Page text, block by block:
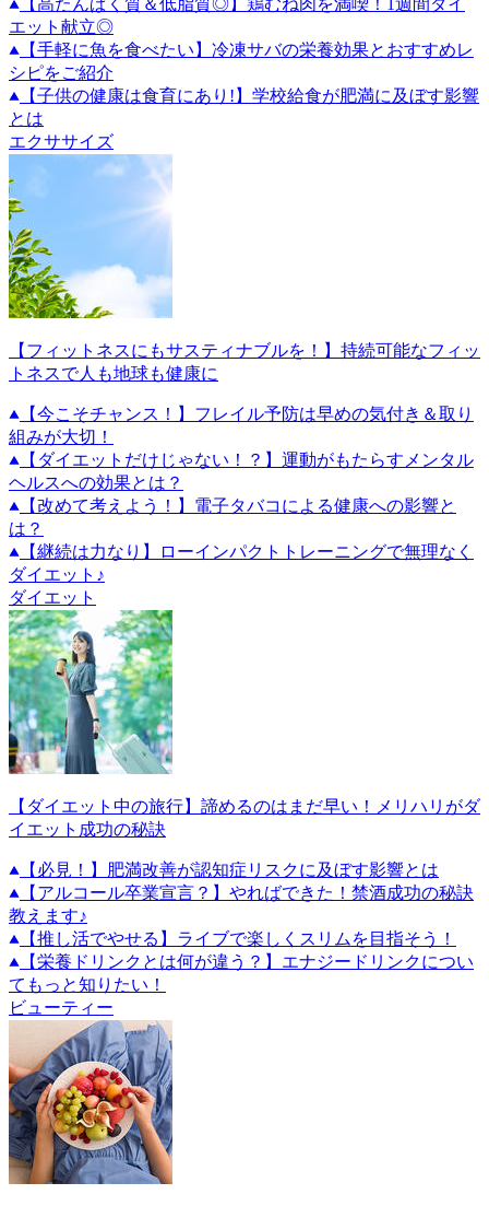
【高たんぱく質＆低脂質◎】鶏むね肉を満喫！1週間ダイ
エット献立◎
【手軽に魚を食べたい】冷凍サバの栄養効果とおすすめレ
シピをご紹介
【子供の健康は食育にあり!】学校給食が肥満に及ぼす影響
とは
エクササイズ
【フィットネスにもサスティナブルを！】持続可能なフィッ
トネスで人も地球も健康に
【今こそチャンス！】フレイル予防は早めの気付き＆取り
組みが大切！
【ダイエットだけじゃない！？】運動がもたらすメンタル
ヘルスへの効果とは？
【改めて考えよう！】電子タバコによる健康への影響と
は？
【継続は力なり】ローインパクトトレーニングで無理なく
ダイエット♪
ダイエット
【ダイエット中の旅行】諦めるのはまだ早い！メリハリがダ
イエット成功の秘訣
【必見！】肥満改善が認知症リスクに及ぼす影響とは
【アルコール卒業宣言？】やればできた！禁酒成功の秘訣
教えます♪
【推し活でやせる】ライブで楽しくスリムを目指そう！
【栄養ドリンクとは何が違う？】エナジードリンクについ
てもっと知りたい！
ビューティー